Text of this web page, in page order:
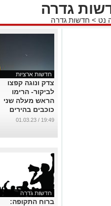
גדרה
נט > חדשות גדרה
חדשות ארציות
צדק ונוגה קפצו
לביקור- הרימו
הראש מעלה שני
כוכבים בהירים
במיוחד נראים
...
19:49 / 01.03.23
חדשות גדרה
ברוח התקופה: